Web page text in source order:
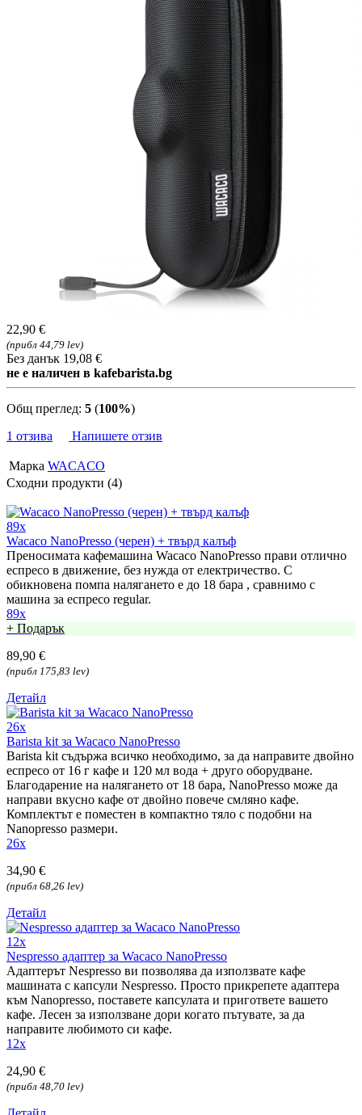
22,90 €
(прибл 44,79 lev)
Без данък 19,08 €
не е наличен в kafebarista.bg
Общ преглед: 5 (100%)
1 отзива
Напишете отзив
Марка WACACO
Сходни продукти (4)
89x
Wacaco NanoPresso (черен) + твърд калъф
Преносимата кафемашина Wacaco NanoPresso прави отлично
еспресо в движение, без нужда от електричество. С
обикновена помпа налягането е до 18 бара , сравнимо с
машина за еспресо regular.
89x
+ Подарък
89,90 €
(прибл 175,83 lev)
Детайл
26x
Barista kit за Wacaco NanoPresso
Barista kit съдържа всичко необходимо, за да направите двойно
еспресо от 16 г кафе и 120 мл вода + друго оборудване.
Благодарение на налягането от 18 бара, NanoPresso може да
направи вкусно кафе от двойно повече смляно кафе.
Комплектът е поместен в компактно тяло с подобни на
Nanopresso размери.
26x
34,90 €
(прибл 68,26 lev)
Детайл
12x
Nespresso адаптер за Wacaco NanoPresso
Адаптерът Nespresso ви позволява да използвате кафе
машината с капсули Nespresso. Просто прикрепете адаптера
към Nanopresso, поставете капсулата и пригответе вашето
кафе. Лесен за използване дори когато пътувате, за да
направите любимото си кафе.
12x
24,90 €
(прибл 48,70 lev)